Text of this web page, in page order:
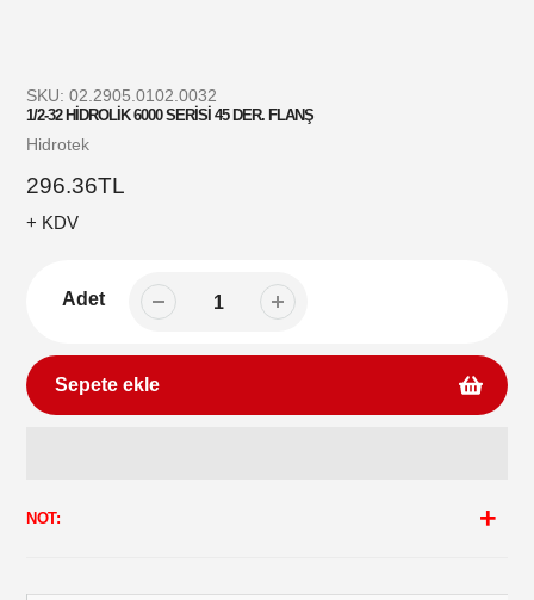
SKU: 02.2905.0102.0032
1/2-32 HİDROLİK 6000 SERİSİ 45 DER. FLANŞ
Satıcı
Hidrotek
Normal
fiyat
296.36TL
+ KDV
Adet
Sepete ekle
ürün
NOT: